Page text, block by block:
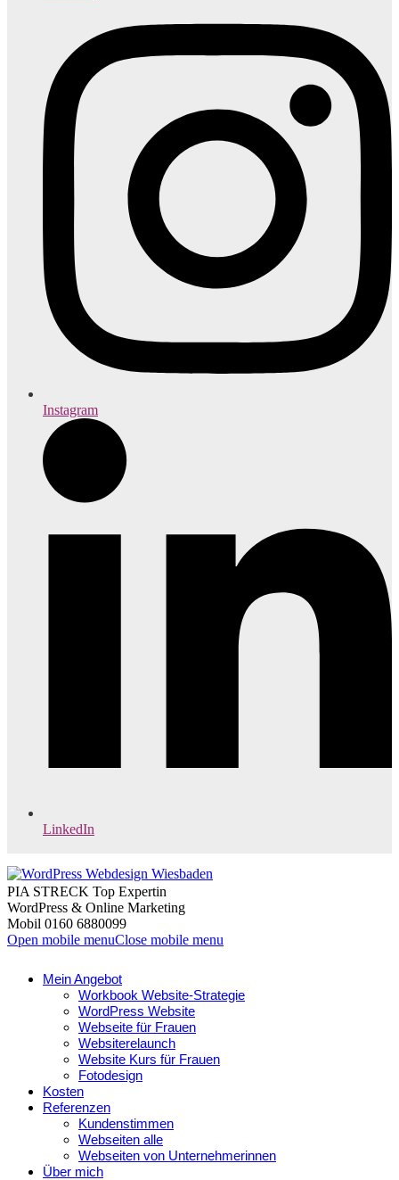
Instagram
LinkedIn
PIA STRECK Top Expertin
WordPress & Online Marketing
Mobil 0160 6880099
Open mobile menuClose mobile menu
Mein Angebot
Workbook Website-Strategie
WordPress Website
Webseite für Frauen
Websiterelaunch
Website Kurs für Frauen
Fotodesign
Kosten
Referenzen
Kundenstimmen
Webseiten alle
Webseiten von Unternehmerinnen
Über mich